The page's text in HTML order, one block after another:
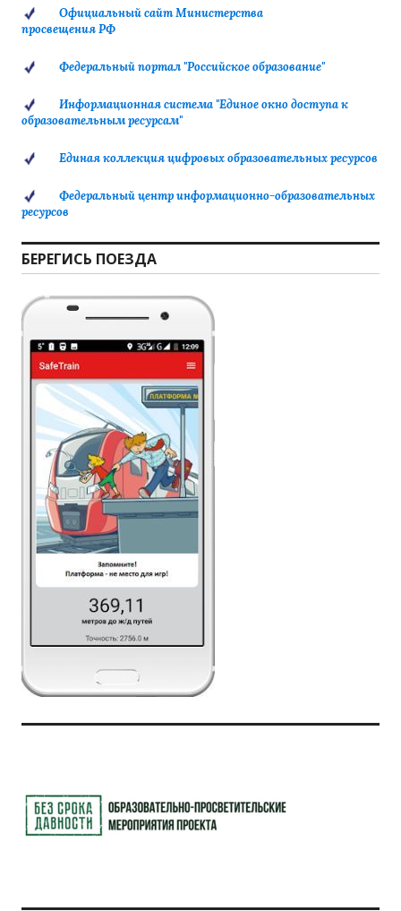
Официальный сайт Министерства
просвещения РФ
Федеральный портал "Российское образование"
Информационная система "Единое окно доступа к
образовательным ресурсам"
Единая коллекция цифровых образовательных ресурсов
Федеральный центр информационно-образовательных
ресурсов
БЕРЕГИСЬ ПОЕЗДА